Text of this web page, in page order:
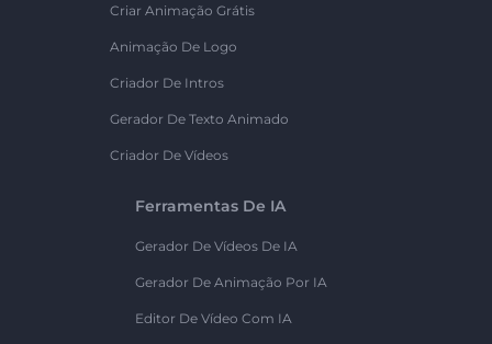
Criar Animação Grátis
Animação De Logo
Criador De Intros
Gerador De Texto Animado
Criador De Vídeos
Ferramentas De IA
Gerador De Vídeos De IA
Gerador De Animação Por IA
Editor De Vídeo Com IA